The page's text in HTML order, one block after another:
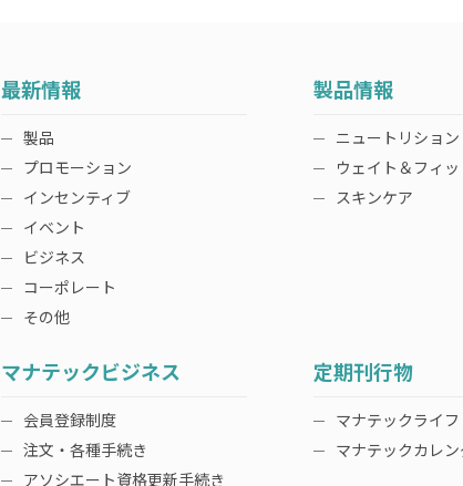
最新情報
製品
プロモーション
インセンティブ
イベント
ビジネス
コーポレート
その他
製品情報
ニュートリション
ウェイト＆フィ
スキンケア
マナテックビジネス
会員登録制度
注文・各種手続き
アソシエート資格更新手続き
定期刊行物
マナテックライフ
マナテックカレ